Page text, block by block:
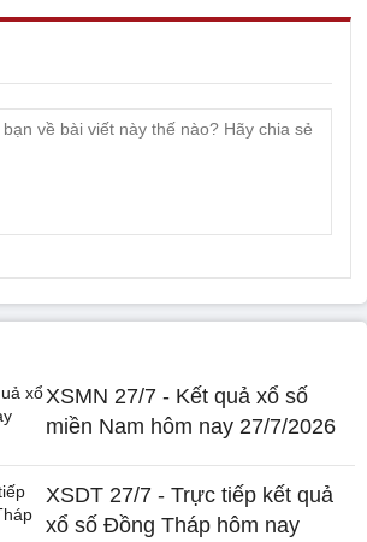
XSMN 27/7 - Kết quả xổ số
miền Nam hôm nay 27/7/2026
XSDT 27/7 - Trực tiếp kết quả
xổ số Đồng Tháp hôm nay